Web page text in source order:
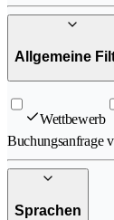
Allgemeine
Wettbewerb
Buchungsanfrage
Sprachen